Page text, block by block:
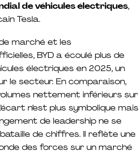
de véhicules électriques,
Tesla.
marché et les
BYD a écoulé plus de
électriques en 2025, un
le secteur. En comparaison,
nettement inférieurs sur
n’est plus symbolique mais
de leadership ne se
de chiffres. Il reflète une
des forces sur un marché